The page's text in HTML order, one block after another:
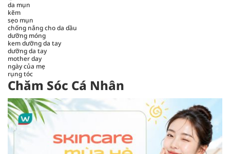
da mụn
kẽm
sẹo mụn
chống nắng cho da dầu
dưỡng móng
kem dưỡng da tay
dưỡng da tay
mother day
ngày của mẹ
rụng tóc
Chăm Sóc Cá Nhân